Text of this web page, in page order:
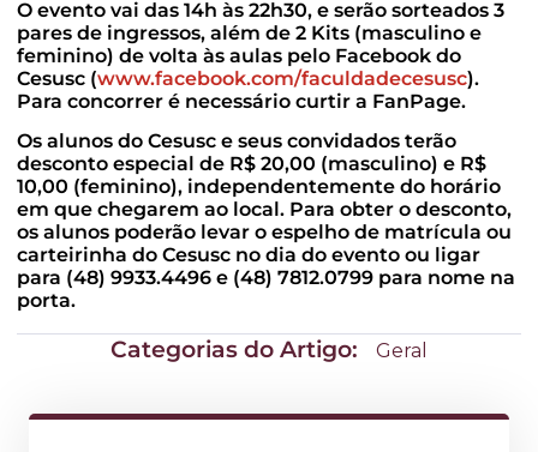
O evento vai das 14h às 22h30, e serão sorteados 3
pares de ingressos, além de 2 Kits (masculino e
feminino) de volta às aulas pelo Facebook do
Cesusc (www.facebook.com/faculdadecesusc).
Para concorrer é necessário curtir a FanPage.
Os alunos do Cesusc e seus convidados terão
desconto especial de R$ 20,00 (masculino) e R$
10,00 (feminino), independentemente do horário
em que chegarem ao local. Para obter o desconto,
os alunos poderão levar o espelho de matrícula ou
carteirinha do Cesusc no dia do evento ou ligar
para (48) 9933.4496 e (48) 7812.0799 para nome na
porta.
Categorias do Artigo: Geral